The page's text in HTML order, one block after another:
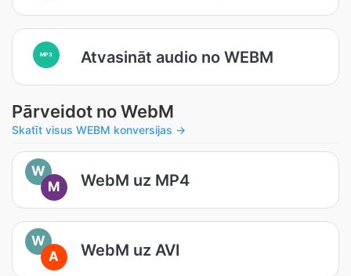
MP3 Atvasināt audio no WEBM
Pārveidot no WebM
Skatīt visus WEBM konversijas →
W
M
WebM uz MP4
W
A
WebM uz AVI